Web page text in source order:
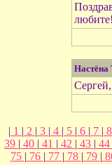
любите!
Настёна
| 1 | 2 | 3 | 4 | 5 | 6 | 7 | 8
39 | 40 | 41 | 42 | 43 | 44
75 | 76 | 77 | 78 | 79 |